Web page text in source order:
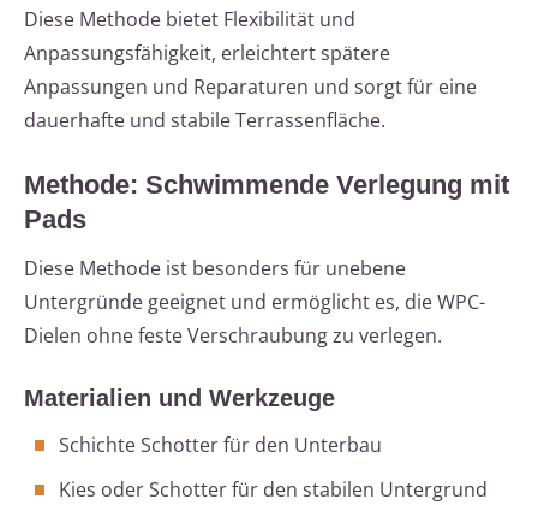
Diese Methode bietet Flexibilität und
Anpassungsfähigkeit, erleichtert spätere
Anpassungen und Reparaturen und sorgt für eine
dauerhafte und stabile Terrassenfläche.
Methode: Schwimmende Verlegung mit
Pads
Diese Methode ist besonders für unebene
Untergründe geeignet und ermöglicht es, die WPC-
Dielen ohne feste Verschraubung zu verlegen.
Materialien und Werkzeuge
Schichte Schotter für den Unterbau
Kies oder Schotter für den stabilen Untergrund